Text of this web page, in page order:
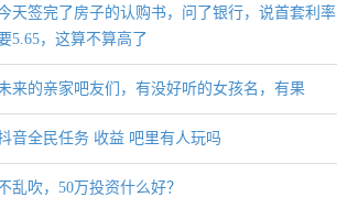
天签完了房子的认购书，问了银行，说首套利率
5.65，这算不算高了
来的亲家吧友们，有没好听的女孩名，有果
音全民任务 收益 吧里有人玩吗
乱吹，50万投资什么好？